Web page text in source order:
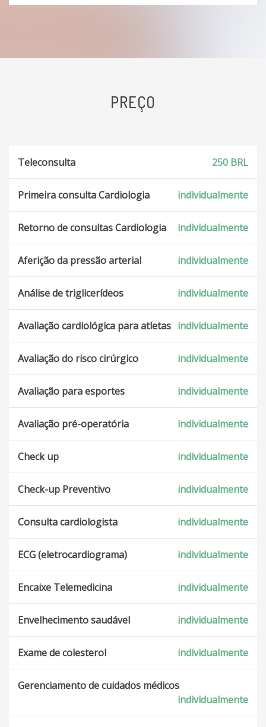
PREÇO
Teleconsulta 250 BRL
Primeira consulta Cardiologia individualmente
Retorno de consultas Cardiologia individualmente
Aferição da pressão arterial individualmente
Análise de triglicerídeos individualmente
Avaliação cardiológica para atletas individualmente
Avaliação do risco cirúrgico individualmente
Avaliação para esportes individualmente
Avaliação pré-operatória individualmente
Check up individualmente
Check-up Preventivo individualmente
Consulta cardiologista individualmente
ECG (eletrocardiograma) individualmente
Encaixe Telemedicina individualmente
Envelhecimento saudável individualmente
Exame de colesterol individualmente
Gerenciamento de cuidados médicos
individualmente